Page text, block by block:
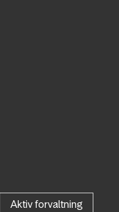
Aktiv forvaltning